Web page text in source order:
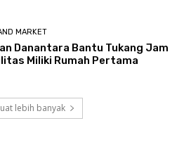
MARKET
Danantara Bantu Tukang Jam
Miliki Rumah Pertama
lebih banyak